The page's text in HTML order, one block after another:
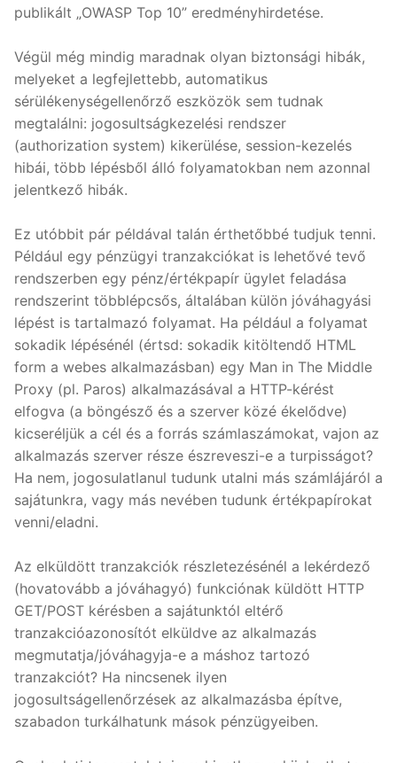
publikált „OWASP Top 10” eredményhirdetése.
Végül még mindig maradnak olyan biztonsági hibák,
melyeket a legfejlettebb, automatikus
sérülékenységellenőrző eszközök sem tudnak
megtalálni: jogosultságkezelési rendszer
(authorization system) kikerülése, session-kezelés
hibái, több lépésből álló folyamatokban nem azonnal
jelentkező hibák.
Ez utóbbit pár példával talán érthetőbbé tudjuk tenni.
Például egy pénzügyi tranzakciókat is lehetővé tevő
rendszerben egy pénz/értékpapír ügylet feladása
rendszerint többlépcsős, általában külön jóváhagyási
lépést is tartalmazó folyamat. Ha például a folyamat
sokadik lépésénél (értsd: sokadik kitöltendő HTML
form a webes alkalmazásban) egy Man in The Middle
Proxy (pl. Paros) alkalmazásával a HTTP-kérést
elfogva (a böngésző és a szerver közé ékelődve)
kicseréljük a cél és a forrás számlaszámokat, vajon az
alkalmazás szerver része észreveszi-e a turpisságot?
Ha nem, jogosulatlanul tudunk utalni más számlájáról a
sajátunkra, vagy más nevében tudunk értékpapírokat
venni/eladni.
Az elküldött tranzakciók részletezésénél a lekérdező
(hovatovább a jóváhagyó) funkciónak küldött HTTP
GET/POST kérésben a sajátunktól eltérő
tranzakcióazonosítót elküldve az alkalmazás
megmutatja/jóváhagyja-e a máshoz tartozó
tranzakciót? Ha nincsenek ilyen
jogosultságellenőrzések az alkalmazásba építve,
szabadon turkálhatunk mások pénzügyeiben.